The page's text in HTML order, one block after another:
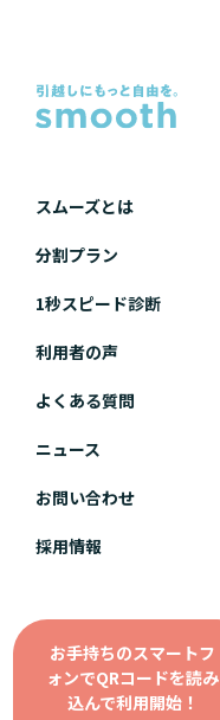
スムーズとは
分割プラン
1秒スピード診断
利用者の声
よくある質問
ニュース
お問い合わせ
採用情報
お手持ちのスマートフ
ォンでQRコードを読み
込んで利用開始！